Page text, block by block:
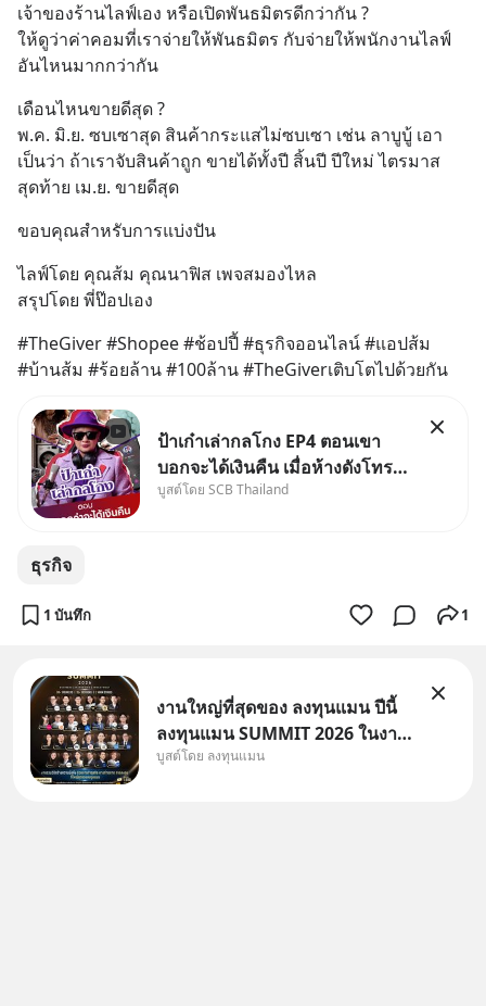
เจ้าของร้านไลฟ์เอง หรือเปิดพันธมิตรดีกว่ากัน ?
ให้ดูว่าค่าคอมที่เราจ่ายให้พันธมิตร กับจ่ายให้พนักงานไลฟ์
อันไหนมากกว่ากัน
เดือนไหนขายดีสุด ?
พ.ค. มิ.ย. ซบเซาสุด สินค้ากระแสไม่ซบเซา เช่น ลาบูบู้ เอา
เป็นว่า ถ้าเราจับสินค้าถูก ขายได้ทั้งปี สิ้นปี ปีใหม่ ไตรมาส
สุดท้าย เม.ย. ขายดีสุด
ขอบคุณสำหรับการแบ่งปัน
ไลฟ์โดย คุณส้ม คุณนาฟิส เพจสมองไหล
สรุปโดย พี่ป๊อปเอง
#TheGiver #Shopee #ช้อปปี้ #ธุรกิจออนไลน์ #แอปส้ม
#บ้านส้ม #ร้อยล้าน #100ล้าน #TheGiverเติบโตไปด้วยกัน
ป้าเก๋าเล่ากลโกง EP4 ตอนเขา
บอกจะได้เงินคืน เมื่อห้างดังโทร
หาคุณวิยะดา แจ้งเรื่องเคลมสินค้า
บูสต์โดย SCB Thailand
ธุรกิจ
1 บันทึก 1
งานใหญ่ที่สุดของ ลงทุนแมน ปีนี้
ลงทุนแมน SUMMIT 2026 ในงาน
นี้จะมีเจ้าของธุรกิจ Dr.PONG,
บูสต์โดย ลงทุนแมน